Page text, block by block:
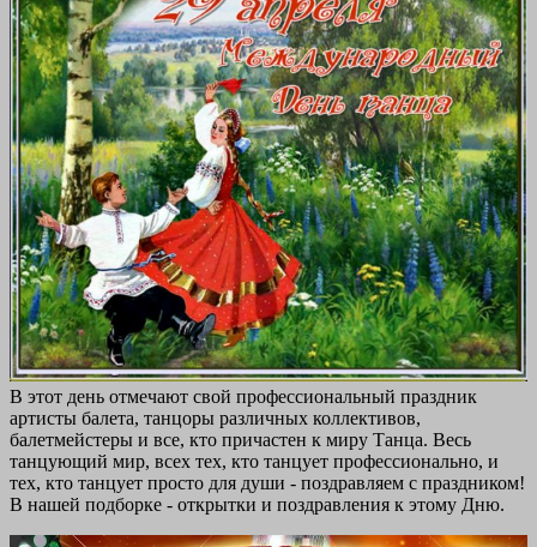
В этот день отмечают свой профессиональный праздник
артисты балета, танцоры различных коллективов,
балетмейстеры и все, кто причастен к миру Танца. Весь
танцующий мир, всех тех, кто танцует профессионально, и
тех, кто танцует просто для души - поздравляем с праздником!
В нашей подборке - открытки и поздравления к этому Дню.